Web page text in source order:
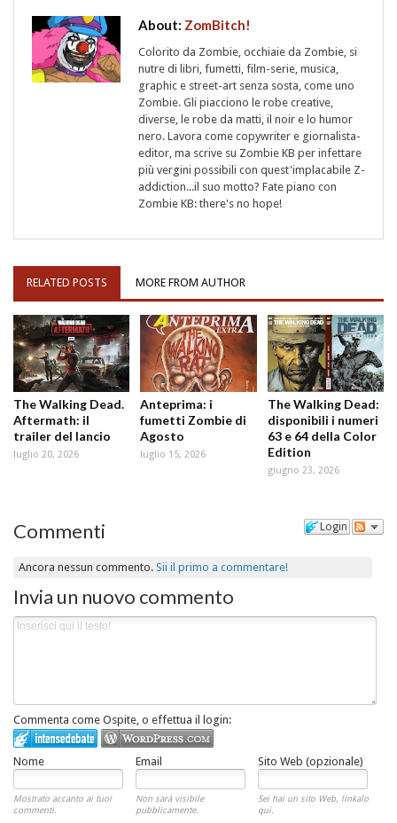
About: ZomBitch!
Colorito da Zombie, occhiaie da Zombie, si
nutre di libri, fumetti, film-serie, musica,
graphic e street-art senza sosta, come uno
Zombie. Gli piacciono le robe creative,
diverse, le robe da matti, il noir e lo humor
nero. Lavora come copywriter e giornalista-
editor, ma scrive su Zombie KB per infettare
più vergini possibili con quest'implacabile Z-
addiction...il suo motto? Fate piano con
Zombie KB: there's no hope!
RELATED POSTS MORE FROM AUTHOR
The Walking Dead.
Aftermath: il
trailer del lancio
luglio 20, 2026
Anteprima: i
fumetti Zombie di
Agosto
luglio 15, 2026
The Walking Dead:
disponibili i numeri
63 e 64 della Color
Edition
giugno 23, 2026
Login
Commenti
Ancora nessun commento.Sii il primo a commentare!
Invia un nuovo commento
Commenta come Ospite, o effettua il login:
Nome Email Sito Web (opzionale)
Mostrato accanto ai tuoi
commenti.
Non sarà visibile
pubblicamente.
Sei hai un sito Web, linkalo
qui.